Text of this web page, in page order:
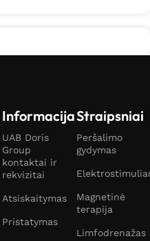
Informacija
UAB Doris
Group
kontaktai ir
rekvizitai
Atsiskaitymas
Pristatymas
Straipsniai
Peršalimo
gydymas
Magnetinė
terapija
Limfodrenažas